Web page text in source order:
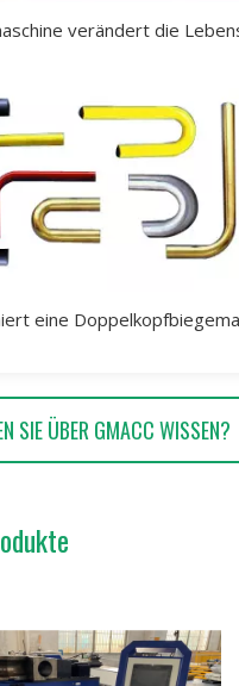
SIE ÜBER GMACC WISSEN?